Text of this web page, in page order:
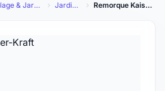
Bricolage & Jardinage Jardinage Remorque Kaiser-Kraft